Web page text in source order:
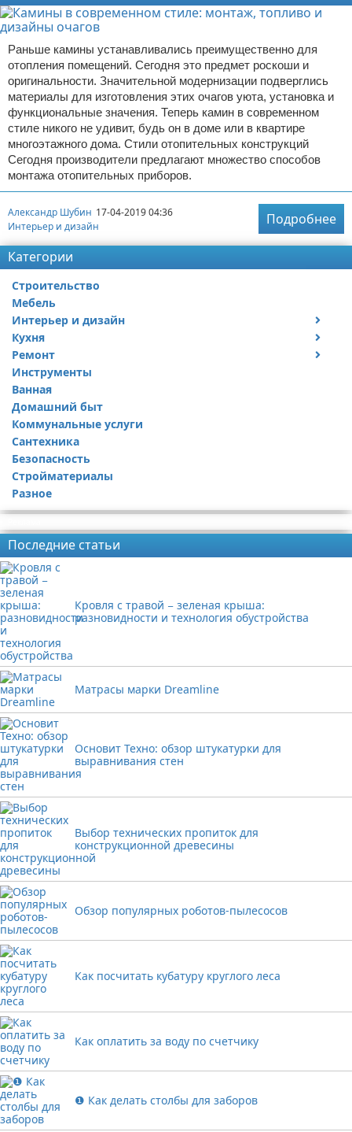
Раньше камины устанавливались преимущественно для
отопления помещений. Сегодня это предмет роскоши и
оригинальности. Значительной модернизации подверглись
материалы для изготовления этих очагов уюта, установка и
функциональные значения. Теперь камин в современном
стиле никого не удивит, будь он в доме или в квартире
многоэтажного дома. Стили отопительных конструкций
Сегодня производители предлагают множество способов
монтажа отопительных приборов.
Александр Шубин 17-04-2019 04:36
Интерьер и дизайн
Подробнее
Категории
Строительство
Мебель
Интерьер и дизайн
Дизайн дачи
Дизайн квартиры
Кухня
Посуда
Ремонт
Ремонт дачи
Ремонт квартиры
Инструменты
Ванная
Домашний быт
Коммунальные услуги
Сантехника
Безопасность
Стройматериалы
Разное
Последние статьи
Кровля с травой − зеленая крыша:
разновидности и технология обустройства
Матрасы марки Dreamline
Основит Техно: обзор штукатурки для
выравнивания стен
Выбор технических пропиток для
конструкционной древесины
Обзор популярных роботов-пылесосов
Как посчитать кубатуру круглого леса
Как оплатить за воду по счетчику
❶ Как делать столбы для заборов